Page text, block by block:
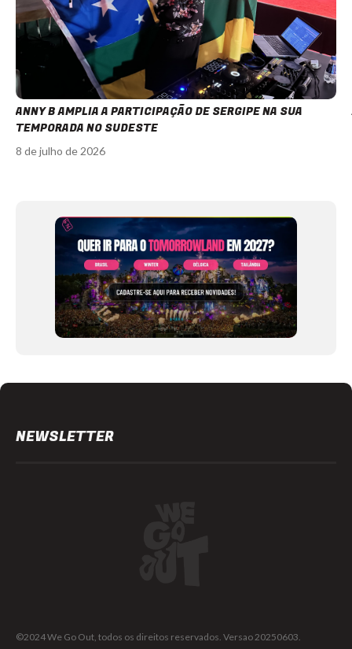
ANNY B AMPLIA A PARTICIPAÇÃO DE SERGIPE NA SUA
TEMPORADA NO SUDESTE
8 de julho de 2026
NEWSLETTER
©2024 We Go Out, todos os direitos reservados. Versao 20250603.